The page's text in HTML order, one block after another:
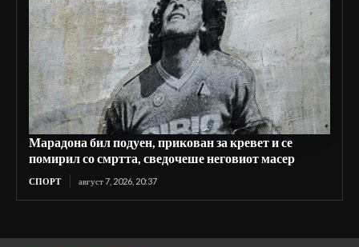
Марадона бил подуен, прикован за кревет и се
помирил со смртта, сведочеше неговиот масер
СПОРТ август 7, 2026, 20:37